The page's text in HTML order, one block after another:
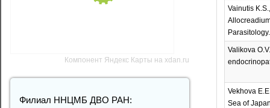
Vainutis
Valikova
Vekhova
Sea of
Компонент Яндекс Карты на xdan.ru
Филиал ННЦМБ ДВО РАН: